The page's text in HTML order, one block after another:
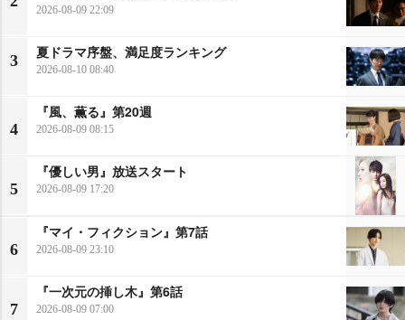
2026-08-09 22:09
3
夏ドラマ序盤、満足度ランキング
2026-08-10 08:40
4
『風、薫る』第20週
2026-08-09 08:15
5
『優しい男』放送スタート
2026-08-09 17:20
6
『マイ・フィクション』第7話
2026-08-09 23:10
7
『一次元の挿し木』第6話
2026-08-09 07:00